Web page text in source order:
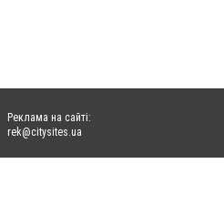
Реклама на сайті:
rek@citysites.ua